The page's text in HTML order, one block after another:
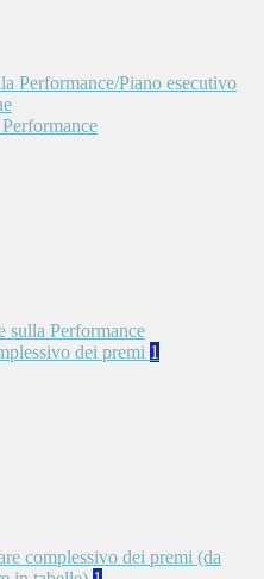
Performance/Piano esecutivo
sulla Performance
dei premi 1
complessivo dei premi (da